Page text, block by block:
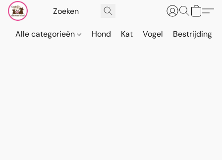
Alle categorieën Hond Kat Vogel Bestrijding